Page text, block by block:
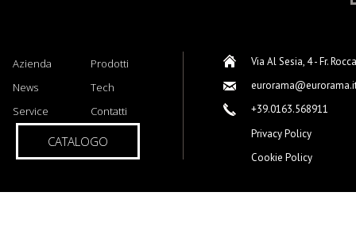
Azienda
Prodotti
News
Tech
Service
Contatti
CATALOGO
Via Al Sesia, 4 - Fr.
+39.0163.568911
Privacy Policy
Cookie Policy